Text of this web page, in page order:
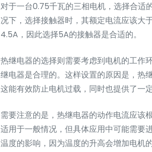
对于一台0.75千瓦的三相电机，选择合适
况下，选择接触器时，其额定电流应该大
4.5A，因此选择5A的接触器是合适的。
热继电器的选择则需要考虑到电机的工作
继电器是合理的。这样设置的原因是，热
这能有效防止电机过载，同时也提供了一
需要注意的是，热继电器的动作电流应该
适用于一般情况，但具体应用中可能需要
温度的影响，因为温度的升高会增加电机的